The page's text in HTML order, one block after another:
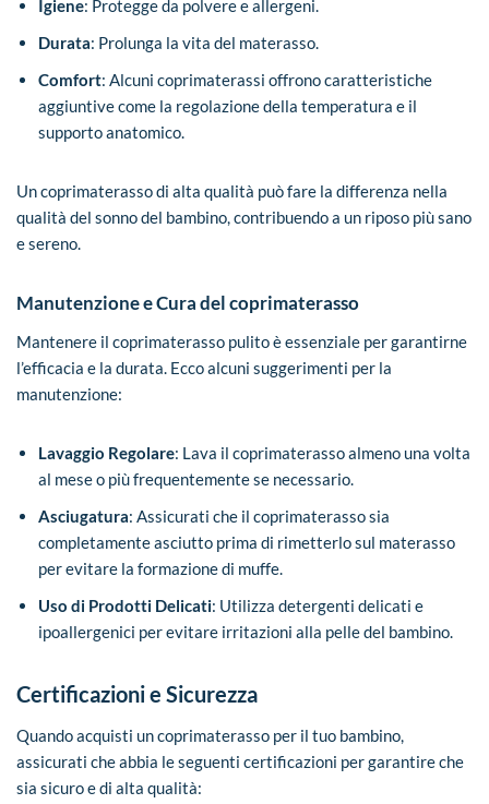
Igiene: Protegge da polvere e allergeni.
Durata: Prolunga la vita del materasso.
Comfort: Alcuni coprimaterassi offrono caratteristiche
aggiuntive come la regolazione della temperatura e il
supporto anatomico.
Un coprimaterasso di alta qualità può fare la differenza nella
qualità del sonno del bambino, contribuendo a un riposo più sano
e sereno.
Manutenzione e Cura del coprimaterasso
Mantenere il coprimaterasso pulito è essenziale per garantirne
l’efficacia e la durata. Ecco alcuni suggerimenti per la
manutenzione:
Lavaggio Regolare: Lava il coprimaterasso almeno una volta
al mese o più frequentemente se necessario.
Asciugatura: Assicurati che il coprimaterasso sia
completamente asciutto prima di rimetterlo sul materasso
per evitare la formazione di muffe.
Uso di Prodotti Delicati: Utilizza detergenti delicati e
ipoallergenici per evitare irritazioni alla pelle del bambino.
Certificazioni e Sicurezza
Quando acquisti un coprimaterasso per il tuo bambino,
assicurati che abbia le seguenti certificazioni per garantire che
sia sicuro e di alta qualità: